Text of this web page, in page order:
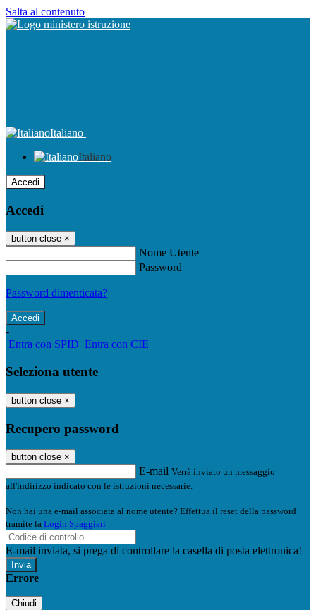
Salta al contenuto
Italiano
Italiano
Accedi
Accedi
button close ×
Nome Utente
Password
Password dimenticata?
-
Entra con SPID Entra con CIE
Seleziona utente
button close ×
Recupero password
button close ×
E-mail Verrà inviato un messaggio
all'indirizzo indicato con le istruzioni necessarie.
Non hai una e-mail associata al nome utente? Effettua il reset della password
tramite la Login Spaggiari
E-mail inviata, si prega di controllare la casella di posta elettronica!
Errore
Chiudi